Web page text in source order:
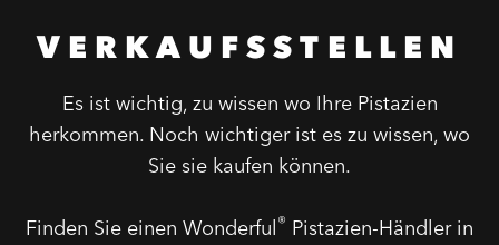
VERKAUFSSTELLEN
Es ist wichtig, zu wissen wo Ihre Pistazien
herkommen. Noch wichtiger ist es zu wissen, wo
Sie sie kaufen können.
Finden Sie einen Wonderful® Pistazien-Händler in